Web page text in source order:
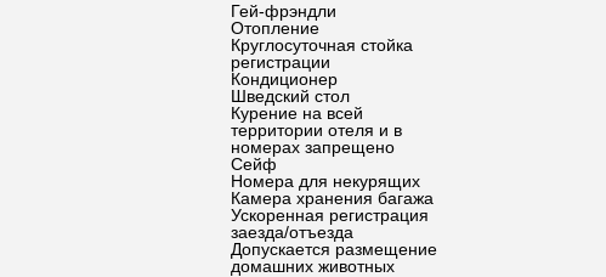
Гей-фрэндли
Отопление
Круглосуточная стойка
регистрации
Кондиционер
Шведский стол
Курение на всей
территории отеля и в
номерах запрещено
Сейф
Номера для некурящих
Камера хранения багажа
Ускоренная регистрация
заезда/отъезда
Допускается размещение
домашних животных